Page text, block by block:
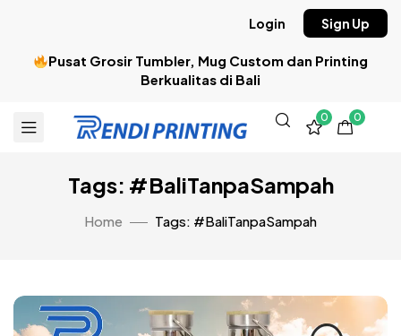
Pusat Grosir Tumbler, Mug Custom dan Printing
Berkualitas di Bali
Login Sign Up
0 0
Tags: #BaliTanpaSampah
Home Tags: #BaliTanpaSampah